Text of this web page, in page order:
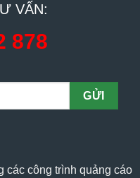
VẤN:
878
các công trình quảng cáo